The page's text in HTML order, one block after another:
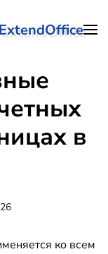
ExtendOffice
в
ко всем